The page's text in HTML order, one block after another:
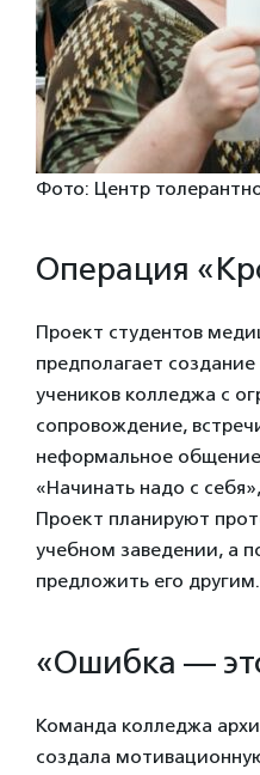
Фото: Центр
Операция
Проект студентов
предполагает
учеников колледжа с
сопровождение,
неформальное
«Начинать надо с
Проект планируют
учебном заведении, а
предложить его другим.
«Ошибка —
Команда колледжа
создала